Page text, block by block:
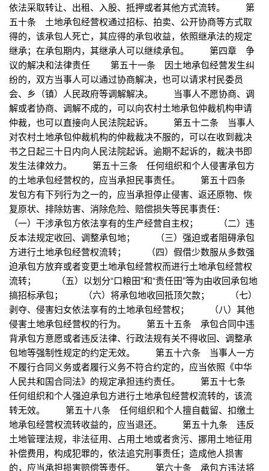
依法采取转让、出租、入股、抵押或者其他方式流转。 第
五十条 土地承包经营权通过招标、拍卖、公开协商等方式取
得的，该承包人死亡，其应得的承包收益，依照继承法的规定
继承；在承包期内，其继承人可以继续承包。 第四章 争
议的解决和法律责任 第五十一条 因土地承包经营发生纠
纷的，双方当事人可以通过协商解决，也可以请求村民委员
会、乡（镇）人民政府等调解解决。 当事人不愿协商、调
解或者协商、调解不成的，可以向农村土地承包仲裁机构申请
仲裁，也可以直接向人民法院起诉。 第五十二条 当事人
对农村土地承包仲裁机构的仲裁裁决不服的，可以在收到裁决
书之日起三十日内向人民法院起诉。逾期不起诉的，裁决书即
发生法律效力。 第五十三条 任何组织和个人侵害承包方
的土地承包经营权的，应当承担民事责任。 第五十四条
发包方有下列行为之一的，应当承担停止侵害、返还原物、恢
复原状、排除妨害、消除危险、赔偿损失等民事责任：
（一）干涉承包方依法享有的生产经营自主权； （二）违
反本法规定收回、调整承包地； （三）强迫或者阻碍承包
方进行土地承包经营权流转； （四）假借少数服从多数强
迫承包方放弃或者变更土地承包经营权而进行土地承包经营权
流转； （五）以划分“口粮田”和“责任田”等为由收回承包地
搞招标承包； （六）将承包地收回抵顶欠款； （七）
剥夺、侵害妇女依法享有的土地承包经营权； （八）其他
侵害土地承包经营权的行为。 第五十五条 承包合同中违
背承包方意愿或者违反法律、行政法规有关不得收回、调整承
包地等强制性规定的约定无效。 第五十六条 当事人一方
不履行合同义务或者履行义务不符合约定的，应当依照《中华
人民共和国合同法》的规定承担违约责任。 第五十七条
任何组织和个人强迫承包方进行土地承包经营权流转的，该流
转无效。 第五十八条 任何组织和个人擅自截留、扣缴土
地承包经营权流转收益的，应当退还。 第五十九条 违反
土地管理法规，非法征用、占用土地或者贪污、挪用土地征用
补偿费用，构成犯罪的，依法追究刑事责任；造成他人损害
的，应当承担损害赔偿等责任。 第六十条 承包方违法将